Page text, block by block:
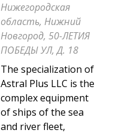
Нижегородская
область, Нижний
Новгород, 50-ЛЕТИЯ
ПОБЕДЫ УЛ, Д. 18
The specialization of
Astral Plus LLC is the
complex equipment
of ships of the sea
and river fleet,